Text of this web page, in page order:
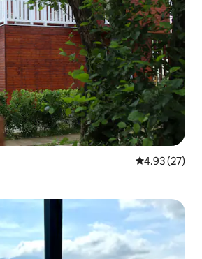
평점 4.93점(5
4.93 (27)